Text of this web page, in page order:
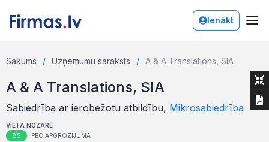
Ienākt
Sākums Uzņēmumu saraksts A & A Translations, SIA
A & A Translations, SIA
Sabiedrība ar ierobežotu atbildību, Mikrosabiedrība
VIETA NOZARĒ
85 PĒC APGROZĪJUMA